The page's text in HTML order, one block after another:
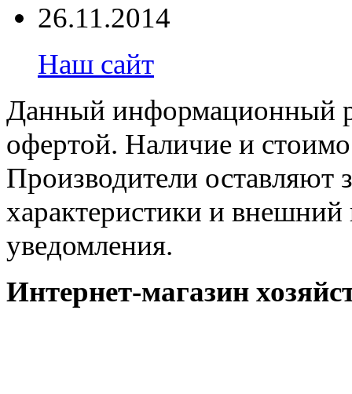
26.11.2014
Наш сайт
Данный информационный
офертой. Наличие и
Производители оставляют
характеристики и внешний
уведомления.
Интернет-магазин